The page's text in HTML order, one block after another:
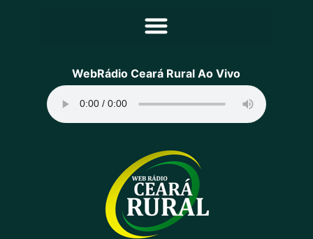
Principal
Programação
Equipe
Contato
Sobre
WebRádio Ceará Rural Ao Vivo